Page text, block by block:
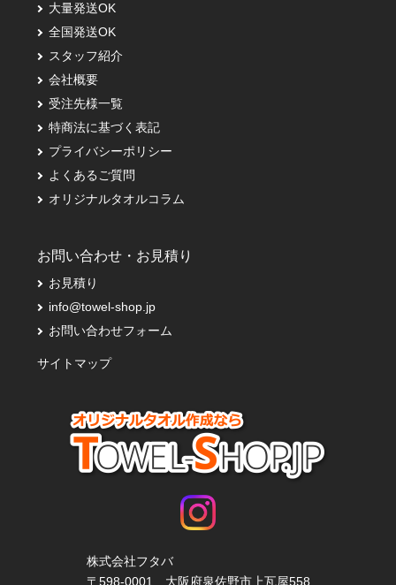
大量発送OK
全国発送OK
スタッフ紹介
会社概要
受注先様一覧
特商法に基づく表記
プライバシーポリシー
よくあるご質問
オリジナルタオルコラム
お問い合わせ・お見積り
お見積り
info@towel-shop.jp
お問い合わせフォーム
サイトマップ
株式会社フタバ
〒598-0001 大阪府泉佐野市上瓦屋558